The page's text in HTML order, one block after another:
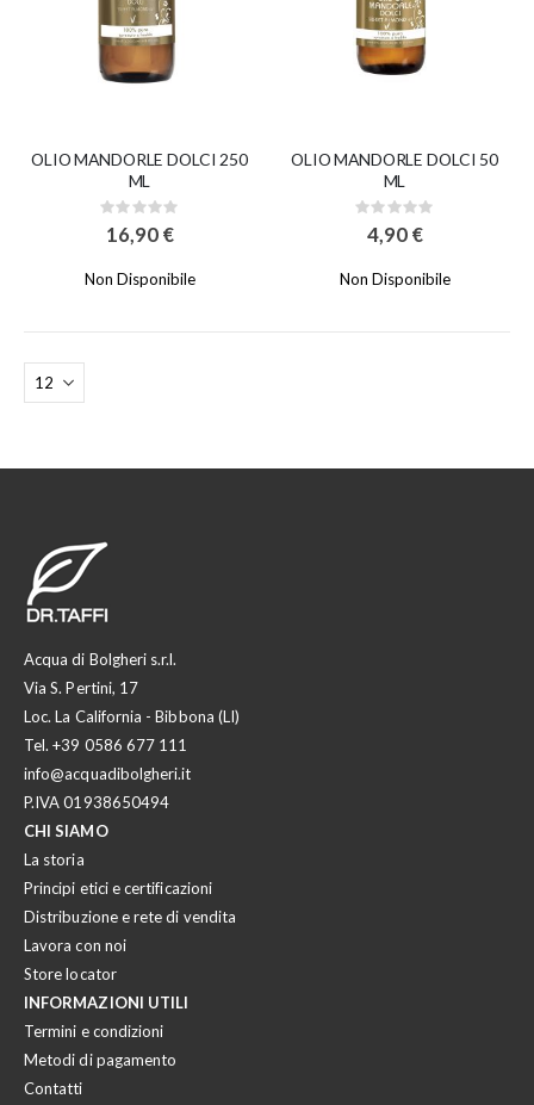
OLIO MANDORLE DOLCI 250
ML
Rating:
0%
16,90 €
Non Disponibile
OLIO MANDORLE DOLCI 50
ML
Rating:
0%
4,90 €
Non Disponibile
Acqua di Bolgheri s.r.l.
Via S. Pertini, 17
Loc. La California - Bibbona (LI)
Tel.+39 0586 677 111
info@acquadibolgheri.it
P.IVA 01938650494
CHI SIAMO
La storia
Principi etici e certificazioni
Distribuzione e rete di vendita
Lavora con noi
Store locator
INFORMAZIONI UTILI
Termini e condizioni
Metodi di pagamento
Contatti